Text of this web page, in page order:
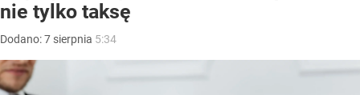
nie tylko taksę
Dodano:7 sierpnia 5:34